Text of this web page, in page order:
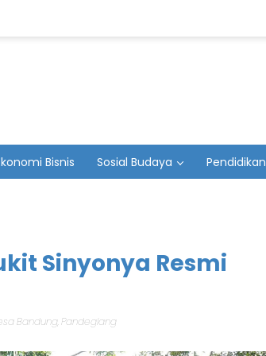
Bisnis Sosial Budaya Pendidikan
Sinyonya Resmi
Bandung,Pandeglang